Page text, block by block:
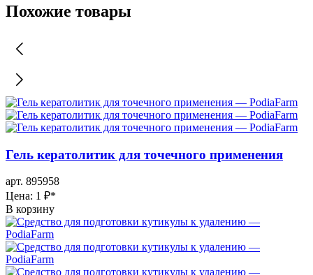
Похожие товары
Гель кератолитик для точечного применения
арт. 895958
Цена: 1 ₽*
В корзину